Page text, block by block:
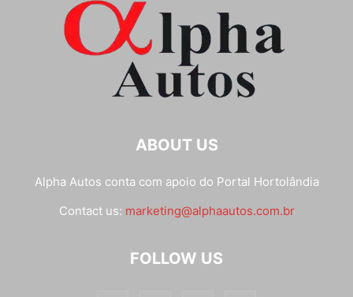
ABOUT US
Alpha Autos conta com apoio do Portal Hortolândia
Contact us: marketing@alphaautos.com.br
FOLLOW US